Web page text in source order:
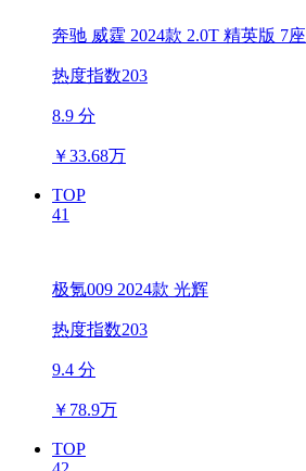
奔驰 威霆 2024款 2.0T 精英版 7座
热度指数203
8.9 分
￥33.68万
TOP
41
极氪009 2024款 光辉
热度指数203
9.4 分
￥ 78.9万
TOP